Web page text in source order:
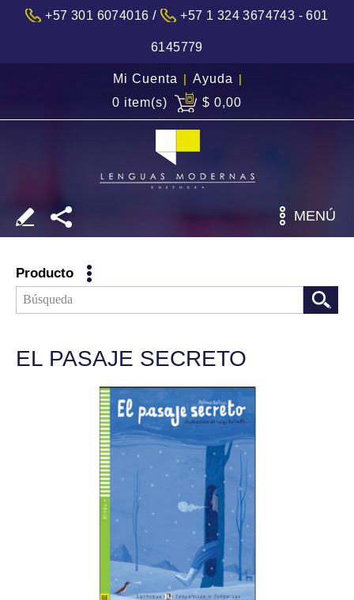
+57 301 6074016 / +57 1 324 3674743 - 601
6145779
Mi Cuenta | Ayuda |
0 item(s)
$ 0,00
MENÚ
Producto
EL PASAJE SECRETO